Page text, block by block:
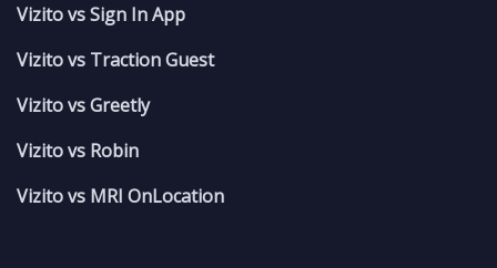
Vizito vs Sign In App
Vizito vs Traction Guest
Vizito vs Greetly
Vizito vs Robin
Vizito vs MRI OnLocation